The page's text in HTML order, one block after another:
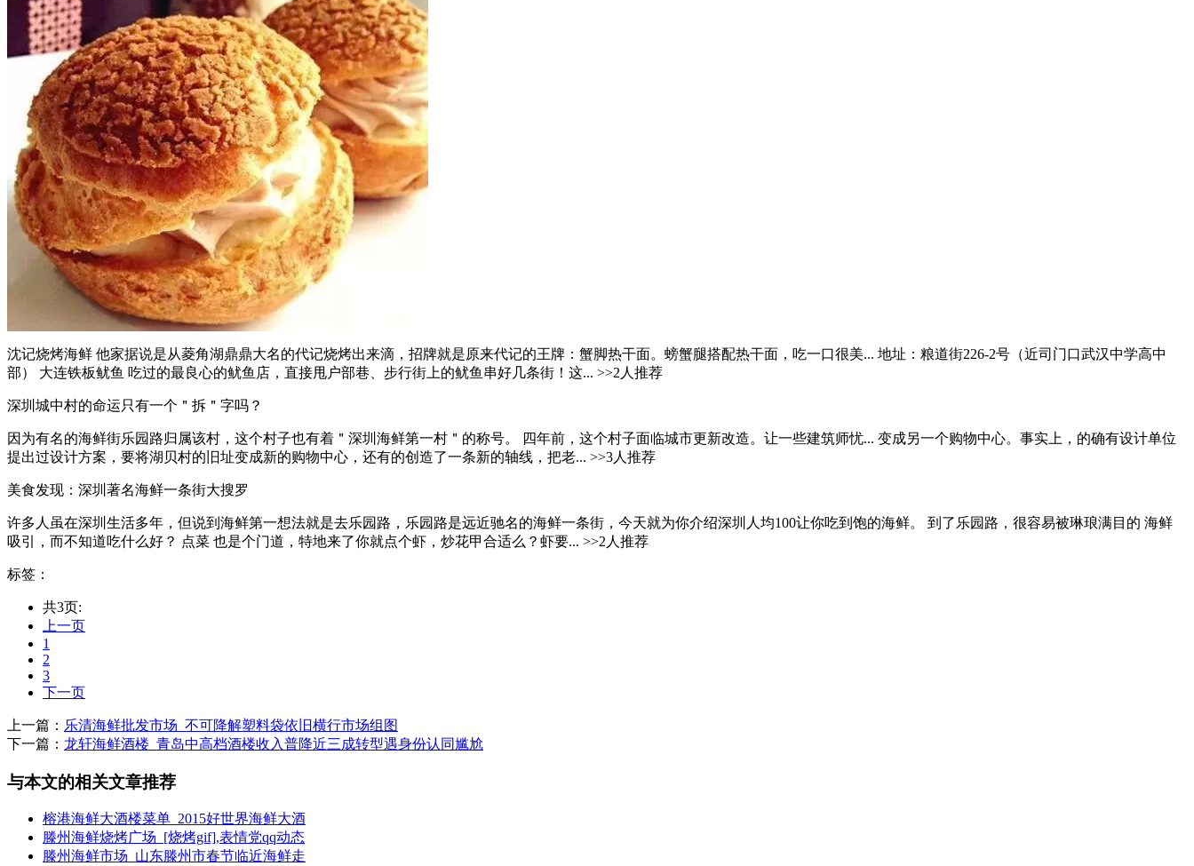
沈记烧烤海鲜 他家据说是从菱角湖鼎鼎大名的代记烧烤出来滴，招牌就是原来代记的王牌：蟹脚热干面。螃蟹腿搭配热干面，吃一口很美... 地址：粮道街226-2号（近司门口武汉中学高中
部） 大连铁板鱿鱼 吃过的最良心的鱿鱼店，直接甩户部巷、步行街上的鱿鱼串好几条街！这... >>2人推荐
深圳城中村的命运只有一个＂拆＂字吗？
因为有名的海鲜街乐园路归属该村，这个村子也有着＂深圳海鲜第一村＂的称号。 四年前，这个村子面临城市更新改造。让一些建筑师忧... 变成另一个购物中心。事实上，的确有设计单位
提出过设计方案，要将湖贝村的旧址变成新的购物中心，还有的创造了一条新的轴线，把老... >>3人推荐
美食发现：深圳著名海鲜一条街大搜罗
许多人虽在深圳生活多年，但说到海鲜第一想法就是去乐园路，乐园路是远近驰名的海鲜一条街，今天就为你介绍深圳人均100让你吃到饱的海鲜。 到了乐园路，很容易被琳琅满目的 海鲜
吸引，而不知道吃什么好？ 点菜 也是个门道，特地来了你就点个虾，炒花甲合适么？虾要... >>2人推荐
标签：
共3页:
上一页
1
2
3
下一页
上一篇： 乐清海鲜批发市场_不可降解塑料袋依旧横行市场组图
下一篇： 龙轩海鲜酒楼_青岛中高档酒楼收入普降近三成转型遇身份认同尴尬
与本文的相关文章推荐
榕港海鲜大酒楼菜单_2015好世界海鲜大酒
滕州海鲜烧烤广场_[烧烤gif],表情党qq动态
滕州海鲜市场_山东滕州市春节临近海鲜走